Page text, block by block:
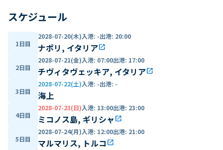
スケジュール
1日目
2028-07-20(木)入港: -出港: 20:00
ナポリ, イタリアopen_in_new
2日目
2028-07-21(金)入港: 07:00出港: 17:00
チヴィタヴェッキア, イタリアopen_in_new
3日目
2028-07-22(土)入港: -出港: -
海上
4日目
2028-07-23(日)入港: 13:00出港: 23:00
ミコノス島, ギリシャ open_in_new
5日目
2028-07-24(月)入港: 12:00出港: 21:00
マルマリス, トルコ open_in_new